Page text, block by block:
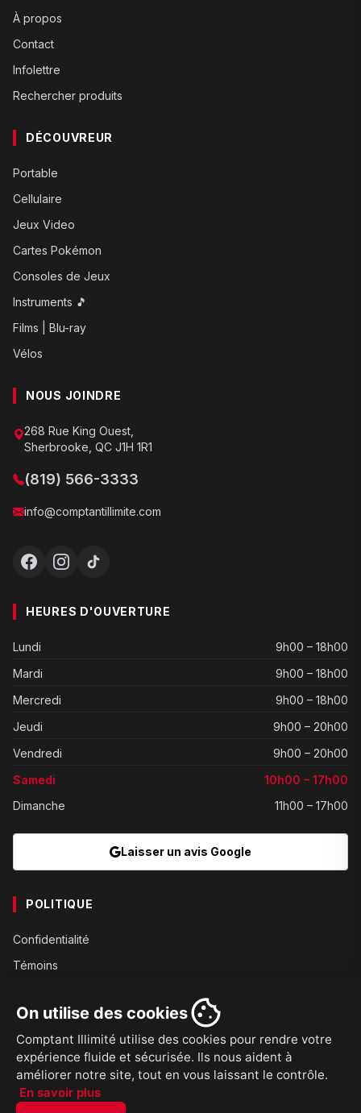
On utilise des cookies
Comptant Illimité utilise des cookies pour rendre votre
expérience fluide et sécurisée. Ils nous aident à
améliorer notre site, tout en vous laissant le contrôle.
En savoir plus
À propos
Contact
Infolettre
Rechercher produits
DÉCOUVREUR
Portable
Cellulaire
Jeux Video
Cartes Pokémon
Consoles de Jeux
Instruments 🎵
Films | Blu-ray
Vélos
NOUS JOINDRE
268 Rue King Ouest,
Sherbrooke, QC J1H 1R1
(819) 566-3333
info@comptantillimite.com
HEURES D'OUVERTURE
Lundi
9h00 – 18h00
Mardi
9h00 – 18h00
Mercredi
9h00 – 18h00
Jeudi
9h00 – 20h00
Vendredi
9h00 – 20h00
Samedi
10h00 – 17h00
Dimanche
11h00 – 17h00
Laisser un avis Google
POLITIQUE
Confidentialité
Témoins
Conditions
Expédition
Retours